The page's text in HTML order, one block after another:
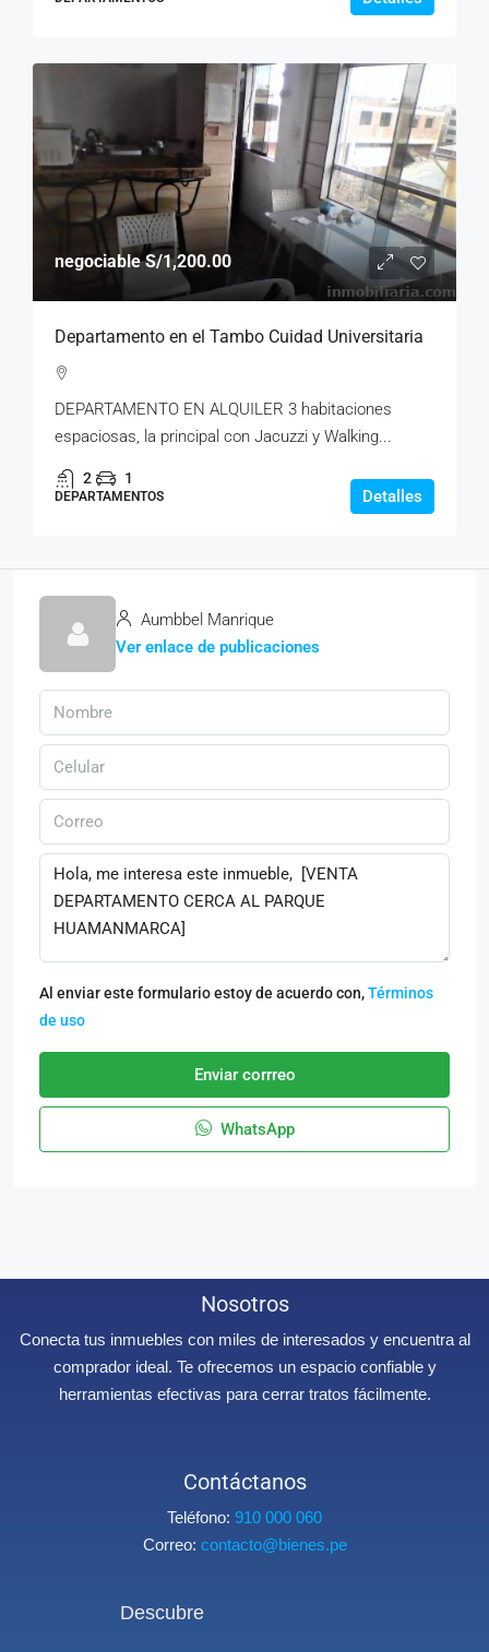
negociableS/1,200.00
Departamento en el Tambo Cuidad Universitaria
DEPARTAMENTO EN ALQUILER 3 habitaciones
espaciosas, la principal con Jacuzzi y Walking...
2 1
DEPARTAMENTOS Detalles
Aumbbel Manrique
Ver enlace de publicaciones
Al enviar este formulario estoy de acuerdo con,Términos
de uso
Enviar corrreo
WhatsApp
Nosotros
Conecta tus inmuebles con miles de interesados y encuentra al
comprador ideal. Te ofrecemos un espacio confiable y
herramientas efectivas para cerrar tratos fácilmente.
Contáctanos
Teléfono: 910 000 060
Correo: contacto@bienes.pe
Descubre